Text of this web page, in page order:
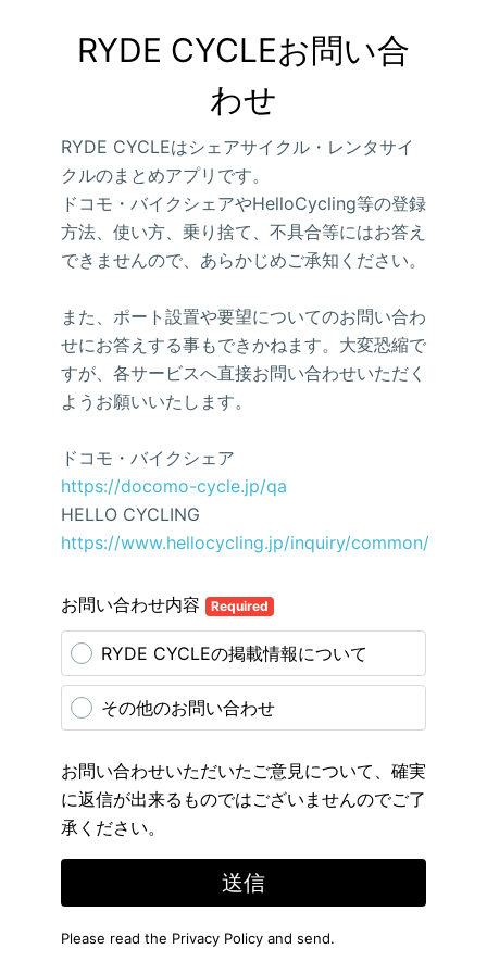
RYDE CYCLEお問い合
わせ
RYDE CYCLEはシェアサイクル・レンタサイ
クルのまとめアプリです。
ドコモ・バイクシェアやHelloCycling等の登録
方法、使い方、乗り捨て、不具合等にはお答え
できませんので、あらかじめご承知ください。
また、ポート設置や要望についてのお問い合わ
せにお答えする事もできかねます。大変恐縮で
すが、各サービスへ直接お問い合わせいただく
ようお願いいたします。
ドコモ・バイクシェア
https://docomo-cycle.jp/qa
HELLO CYCLING
https://www.hellocycling.jp/inquiry/common/
お問い合わせ内容 Required
RYDE CYCLEの掲載情報について
その他のお問い合わせ
お問い合わせいただいたご意見について、確実
に返信が出来るものではございませんのでご了
承ください。
送信
Please read the Privacy Policy and send.